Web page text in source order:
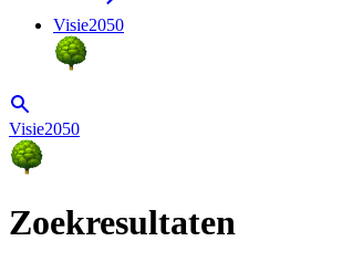
Visie2050
Visie2050
Zoekresultaten